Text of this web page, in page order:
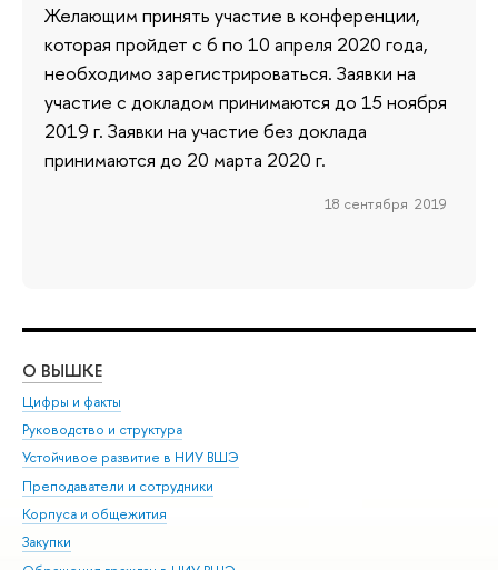
Желающим принять участие в конференции,
которая пройдет с 6 по 10 апреля 2020 года,
необходимо зарегистрироваться. Заявки на
участие с докладом принимаются до 15 ноября
2019 г. Заявки на участие без доклада
принимаются до 20 марта 2020 г.
18 сентября 2019
О ВЫШКЕ
Цифры и факты
Руководство и структура
Устойчивое развитие в НИУ ВШЭ
Преподаватели и сотрудники
Корпуса и общежития
Закупки